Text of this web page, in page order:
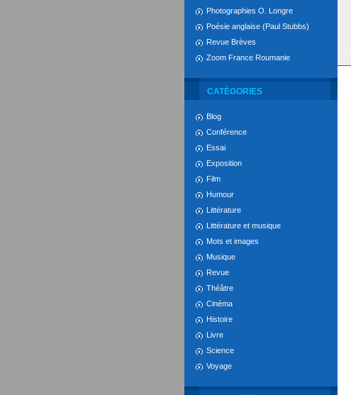
Photographies O. Longre
Poésie anglaise (Paul Stubbs)
Revue Brèves
Zoom France Roumanie
CATÉGORIES
Blog
Conférence
Essai
Exposition
Film
Humour
Littérature
Littérature et musique
Mots et images
Musique
Revue
Théâtre
Cinéma
Histoire
Livre
Science
Voyage